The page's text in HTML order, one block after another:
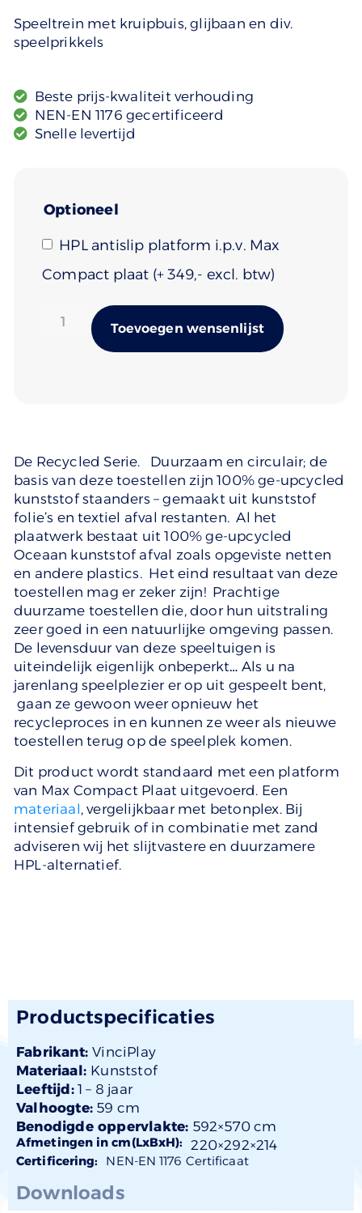
Speeltrein met kruipbuis, glijbaan en div.
speelprikkels
Beste prijs-kwaliteit verhouding
NEN-EN 1176 gecertificeerd
Snelle levertijd
Optioneel
HPL antislip platform i.p.v. Max
Compact plaat (+349 )
Toevoegen wensenlijst
De Recycled Serie. Duurzaam en circulair; de
basis van deze toestellen zijn 100% ge-upcycled
kunststof staanders – gemaakt uit kunststof
folie’s en textiel afval restanten. Al het
plaatwerk bestaat uit 100% ge-upcycled
Oceaan kunststof afval zoals opgeviste netten
en andere plastics. Het eind resultaat van deze
toestellen mag er zeker zijn! Prachtige
duurzame toestellen die, door hun uitstraling
zeer goed in een natuurlijke omgeving passen.
De levensduur van deze speeltuigen is
uiteindelijk eigenlijk onbeperkt… Als u na
jarenlang speelplezier er op uit gespeelt bent,
gaan ze gewoon weer opnieuw het
recycleproces in en kunnen ze weer als nieuwe
toestellen terug op de speelplek komen.
Dit product wordt standaard met een platform
van Max Compact Plaat uitgevoerd. Een
materiaal, vergelijkbaar met betonplex. Bij
intensief gebruik of in combinatie met zand
adviseren wij het slijtvastere en duurzamere
HPL-alternatief.
Productspecificaties
Fabrikant:VinciPlay
Materiaal: Kunststof
Leeftijd:1 – 8 jaar
Valhoogte: 59 cm
Benodigde oppervlakte: 592×570 cm
Afmetingen in cm(LxBxH): 220×292×214
Certificering: NEN-EN 1176 Certificaat
Downloads